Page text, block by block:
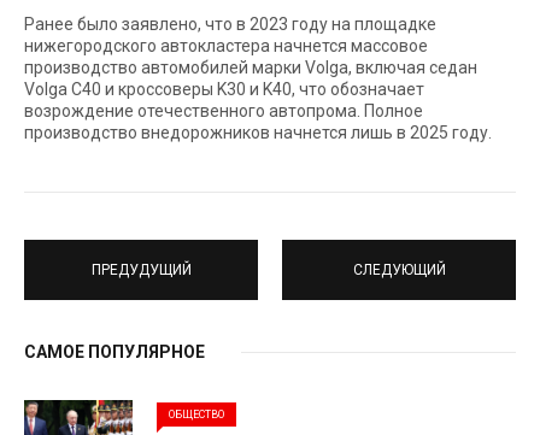
Ранее было заявлено, что в 2023 году на площадке
нижегородского автокластера начнется массовое
производство автомобилей марки Volga, включая седан
Volga С40 и кроссоверы K30 и K40, что обозначает
возрождение отечественного автопрома. Полное
производство внедорожников начнется лишь в 2025 году.
ПРЕДУДУЩИЙ СЛЕДУЮЩИЙ
САМОЕ ПОПУЛЯРНОЕ
ОБЩЕСТВО